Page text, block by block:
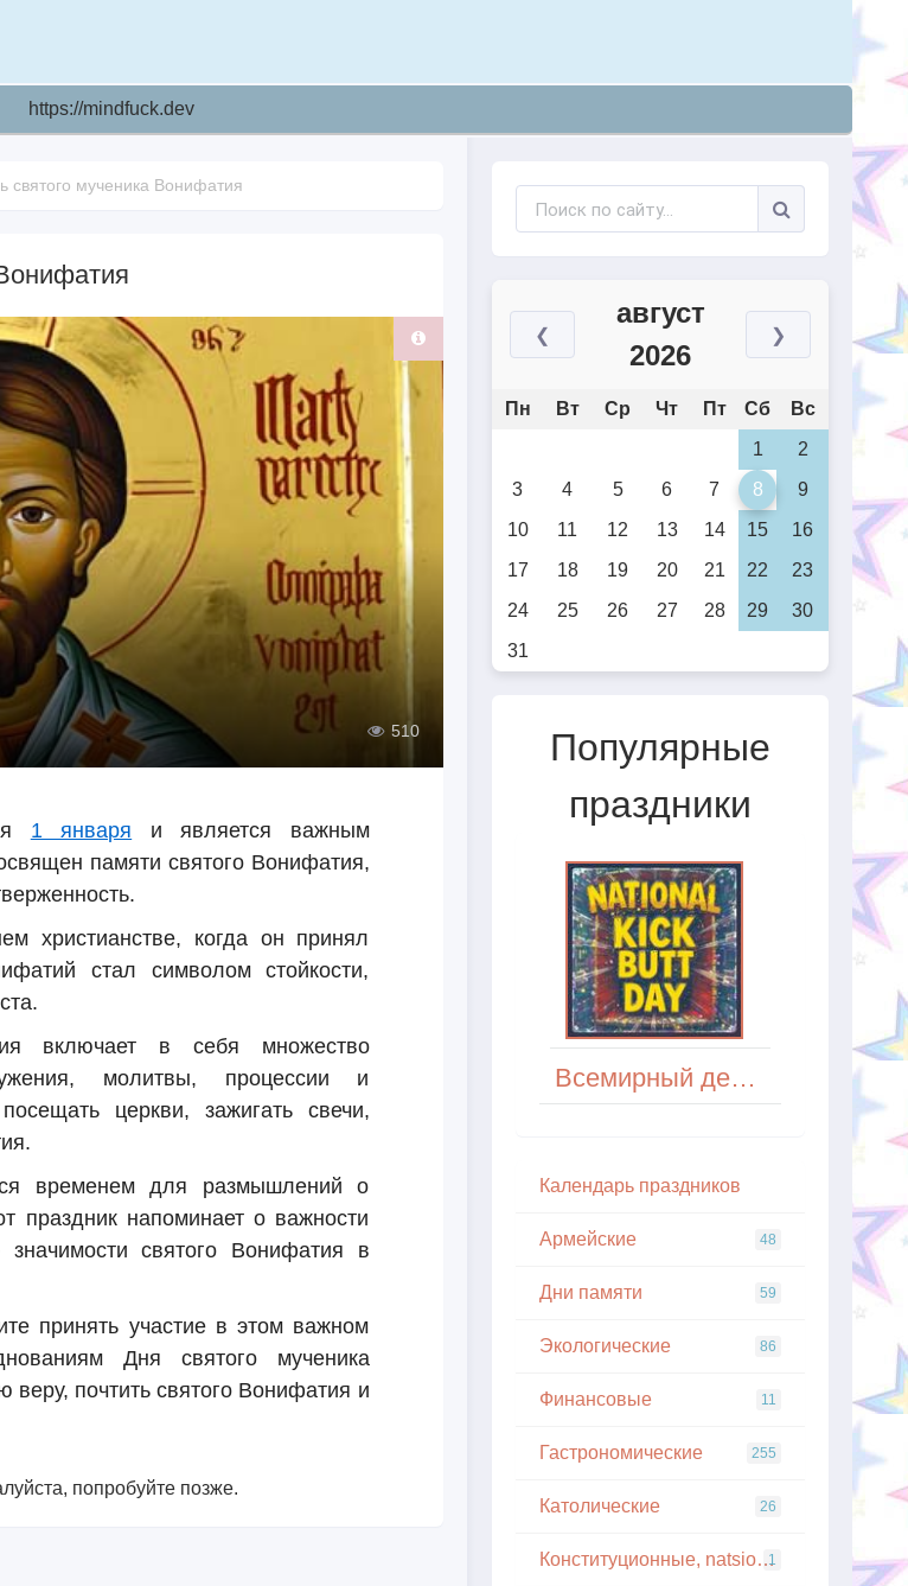
https://mindfuck.dev
святого мученика Вонифатия
510
1 января и является важным
памяти святого Вонифатия,
христианстве, когда он принял
стал символом стойкости,
включает в себя множество
молитвы, процессии и
церкви, зажигать свечи,
временем для размышлений о
праздник напоминает о важности
святого Вонифатия в
принять участие в этом важном
Дня святого мученика
веру, почтить святого Вонифатия и
попробуйте позже.
❮
август
2026
❯
Пн Вт Ср Чт Пт Сб
Вс
1
2
3
4 5 6 7 8
9
10
11 12 13 14 15
16
17
18 19 20 21 22
23
24
25 26 27 28 29
30
31
Популярные
праздники
Всемирный день спирометрии и легочного здоровья (World Spirometry Day)
Кaлeндapь пpaздникoв
Армейские 48
Дни памяти 59
Экологические 86
Финансовые 11
Гастрономические 255
Католические 26
Конституционные, natsionalnye
1